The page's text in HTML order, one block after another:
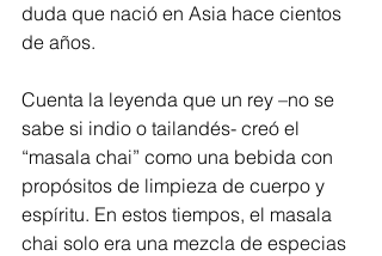
duda que nació en Asia hace cientos
de años.
Cuenta la leyenda que un rey –no se
sabe si indio o tailandés- creó el
“masala chai” como una bebida con
propósitos de limpieza de cuerpo y
espíritu. En estos tiempos, el masala
chai solo era una mezcla de especias